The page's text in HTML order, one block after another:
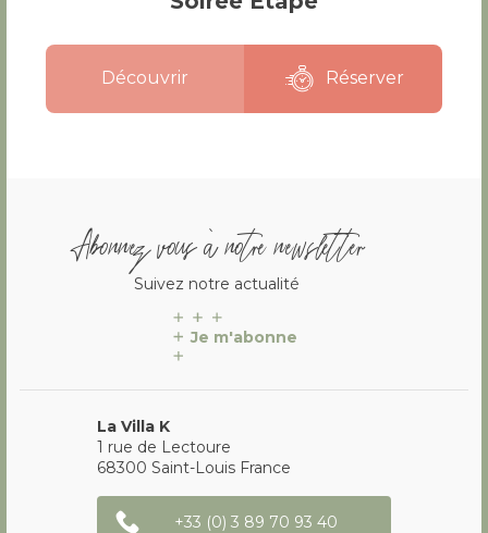
Découvrir Réserver
Abonnez vous à notre newsletter
Suivez notre actualité
Je m'abonne
La Villa K
1 rue de Lectoure
68300 Saint-Louis France
+33 (0) 3 89 70 93 40